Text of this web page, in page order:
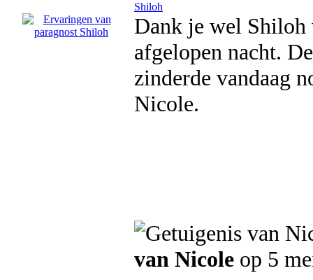
Shiloh
Dank je wel Shiloh
afgelopen nacht.
zinderde vandaag
Nicole.
van Nicole op 5